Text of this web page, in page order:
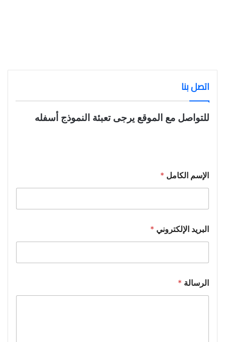
اتصل بنا
للتواصل مع الموقع يرجى تعبئة النموذج أسفله
*
ا
ك
م
ل
الإسم الكامل *
البريد الإلكتروني *
الرسالة *